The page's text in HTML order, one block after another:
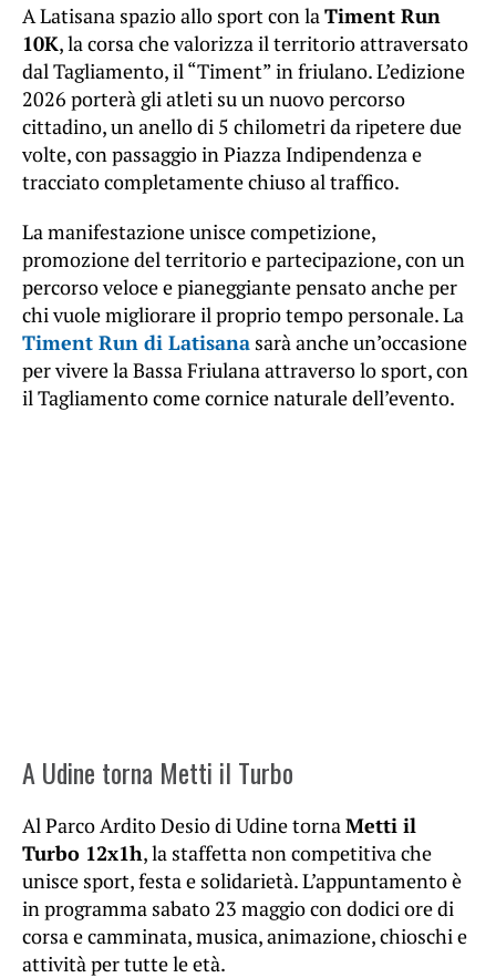
A Latisana spazio allo sport con la Timent Run
10K, la corsa che valorizza il territorio attraversato
dal Tagliamento, il “Timent” in friulano. L’edizione
2026 porterà gli atleti su un nuovo percorso
cittadino, un anello di 5 chilometri da ripetere due
volte, con passaggio in Piazza Indipendenza e
tracciato completamente chiuso al traffico.
La manifestazione unisce competizione,
promozione del territorio e partecipazione, con un
percorso veloce e pianeggiante pensato anche per
chi vuole migliorare il proprio tempo personale. La
Timent Run di Latisana sarà anche un’occasione
per vivere la Bassa Friulana attraverso lo sport, con
il Tagliamento come cornice naturale dell’evento.
A Udine torna Metti il Turbo
Al Parco Ardito Desio di Udine torna Metti il
Turbo 12x1h, la staffetta non competitiva che
unisce sport, festa e solidarietà. L’appuntamento è
in programma sabato 23 maggio con dodici ore di
corsa e camminata, musica, animazione, chioschi e
attività per tutte le età.